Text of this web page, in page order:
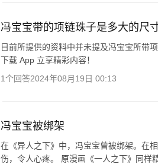
冯宝宝带的项链珠子是多大的尺
目前所提供的资料中并未提及冯宝宝所带
下载 App 立享精彩内容！
1个回答2024年08月19日 00:13
冯宝宝被绑架
在《异人之下》中，冯宝宝曾被绑架。在
伤，令人心疼。 原漫画《一人之下》同样